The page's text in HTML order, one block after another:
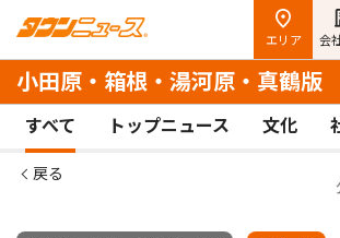
エリア 会
小田原・箱根・湯河原・真鶴版
すべて トップニュース 文化
戻る